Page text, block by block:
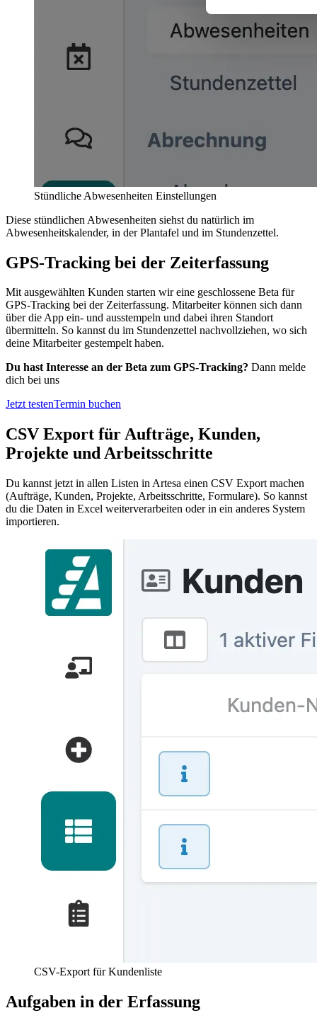
Stündliche Abwesenheiten Einstellungen
Diese stündlichen Abwesenheiten siehst du natürlich im
Abwesenheitskalender, in der Plantafel und im Stundenzettel.
GPS-Tracking bei der Zeiterfassung
Mit ausgewählten Kunden starten wir eine geschlossene Beta für
GPS-Tracking bei der Zeiterfassung. Mitarbeiter können sich dann
über die App ein- und ausstempeln und dabei ihren Standort
übermitteln. So kannst du im Stundenzettel nachvollziehen, wo sich
deine Mitarbeiter gestempelt haben.
Du hast Interesse an der Beta zum GPS-Tracking? Dann melde
dich bei uns
Jetzt testenTermin buchen
CSV Export für Aufträge, Kunden,
Projekte und Arbeitsschritte
Du kannst jetzt in allen Listen in Artesa einen CSV Export machen
(Aufträge, Kunden, Projekte, Arbeitsschritte, Formulare). So kannst
du die Daten in Excel weiterverarbeiten oder in ein anderes System
importieren.
CSV-Export für Kundenliste
Aufgaben in der Erfassung